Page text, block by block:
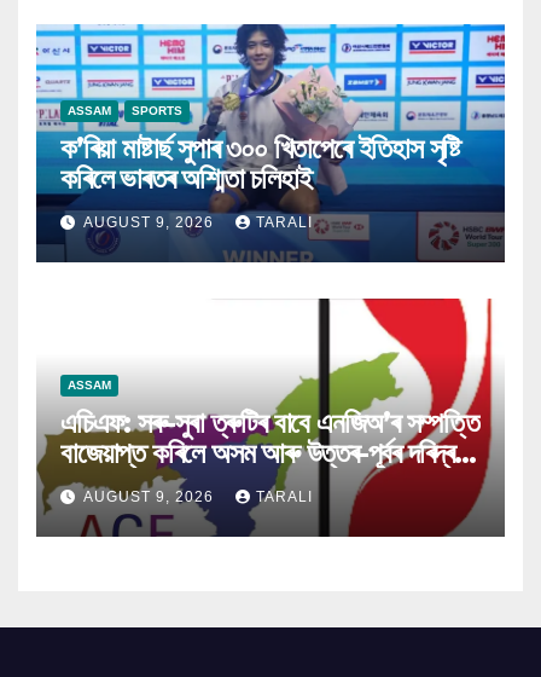
ASSAM SPORTS
ক’ৰিয়া মাষ্টাৰ্ছ সুপাৰ ৩০০ খিতাপেৰে ইতিহাস সৃষ্টি
কৰিলে ভাৰতৰ অশ্মিতা চলিহাই
AUGUST 9, 2026 TARALI
ASSAM
এচিএফ: সৰু-সুৰা ত্ৰুটিৰ বাবে এনজিঅ’ৰ সম্পত্তি
বাজেয়াপ্ত কৰিলে অসম আৰু উত্তৰ-পূৰ্বৰ দৰিদ্ৰই
ক্ষতিগ্ৰস্ত হ’ব
AUGUST 9, 2026 TARALI